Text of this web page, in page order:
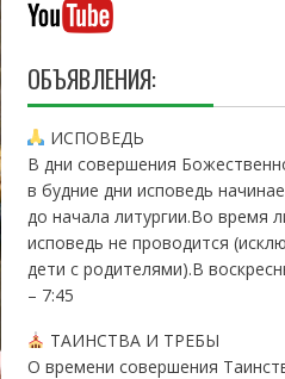
ОБЪЯВЛЕНИЯ:
ИСПОВЕДЬ
В дни совершения
в будние дни исповедь
до начала литургии.Во время
исповедь не проводится
дети с родителями).В
– 7:45
ТАИНСТВА И ТРЕБЫ
О времени совершения